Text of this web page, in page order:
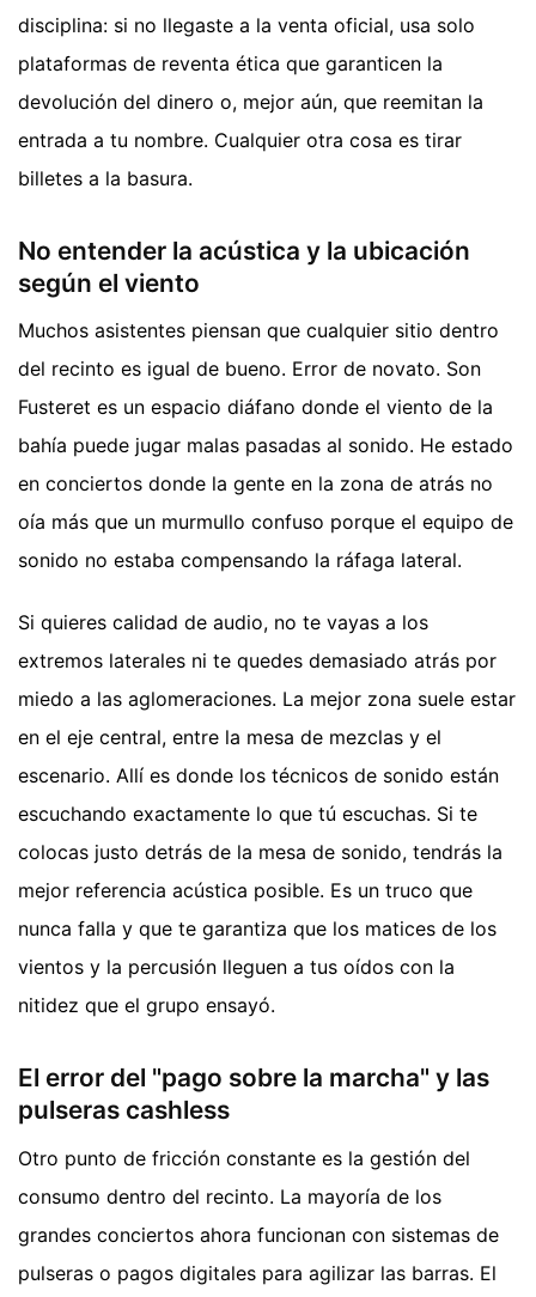
disciplina: si no llegaste a la venta oficial, usa solo
plataformas de reventa ética que garanticen la
devolución del dinero o, mejor aún, que reemitan la
entrada a tu nombre. Cualquier otra cosa es tirar
billetes a la basura.
No entender la acústica y la ubicación
según el viento
Muchos asistentes piensan que cualquier sitio dentro
del recinto es igual de bueno. Error de novato. Son
Fusteret es un espacio diáfano donde el viento de la
bahía puede jugar malas pasadas al sonido. He estado
en conciertos donde la gente en la zona de atrás no
oía más que un murmullo confuso porque el equipo de
sonido no estaba compensando la ráfaga lateral.
Si quieres calidad de audio, no te vayas a los
extremos laterales ni te quedes demasiado atrás por
miedo a las aglomeraciones. La mejor zona suele estar
en el eje central, entre la mesa de mezclas y el
escenario. Allí es donde los técnicos de sonido están
escuchando exactamente lo que tú escuchas. Si te
colocas justo detrás de la mesa de sonido, tendrás la
mejor referencia acústica posible. Es un truco que
nunca falla y que te garantiza que los matices de los
vientos y la percusión lleguen a tus oídos con la
nitidez que el grupo ensayó.
El error del "pago sobre la marcha" y las
pulseras cashless
Otro punto de fricción constante es la gestión del
consumo dentro del recinto. La mayoría de los
grandes conciertos ahora funcionan con sistemas de
pulseras o pagos digitales para agilizar las barras. El